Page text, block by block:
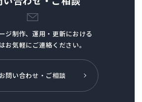
ジ制作、 運用・更新における
お気軽にご連絡ください。
お問い合わせ・ご相談